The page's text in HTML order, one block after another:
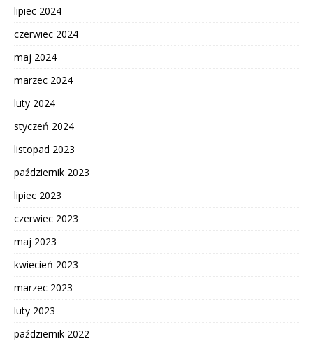
lipiec 2024
czerwiec 2024
maj 2024
marzec 2024
luty 2024
styczeń 2024
listopad 2023
październik 2023
lipiec 2023
czerwiec 2023
maj 2023
kwiecień 2023
marzec 2023
luty 2023
październik 2022